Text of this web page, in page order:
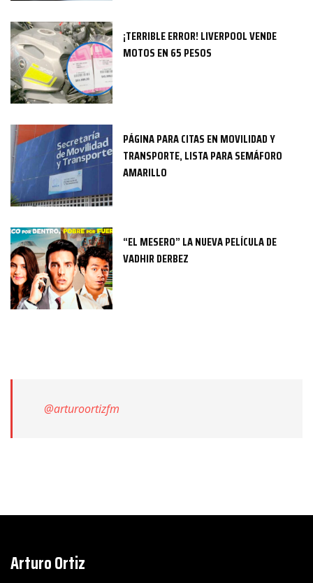
¡TERRIBLE ERROR! LIVERPOOL VENDE
MOTOS EN 65 PESOS
PÁGINA PARA CITAS EN MOVILIDAD Y
TRANSPORTE, LISTA PARA SEMÁFORO
AMARILLO
“EL MESERO” LA NUEVA PELÍCULA DE
VADHIR DERBEZ
@arturoortizfm
Arturo Ortiz